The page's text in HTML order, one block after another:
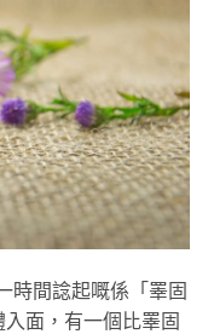
時間諗起嘅係「睪固
面，有一個比睪固